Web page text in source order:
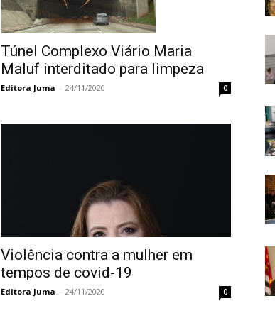
Túnel Complexo Viário Maria
Maluf interditado para limpeza
Editora Juma - 24/11/2020 0
Violência contra a mulher em
tempos de covid-19
Editora Juma - 24/11/2020 0